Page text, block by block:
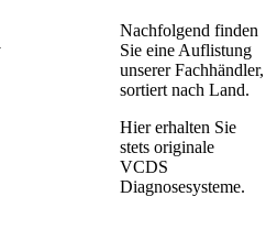
Nachfolgend finden
Sie eine Auflistung
unserer Fachhändler,
sortiert nach Land.
Hier erhalten Sie
stets originale
VCDS
Diagnosesysteme.